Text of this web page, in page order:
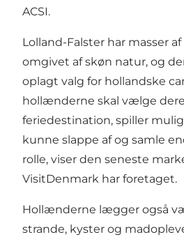
ACSI.
Lolland-Falster har masser
omgivet af skøn natur, og
oplagt valg for hollandske
hollænderne skal vælge
feriedestination, spiller
kunne slappe af og samle
rolle, viser den seneste
VisitDenmark har foretaget.
Hollænderne lægger også
strande, kyster og